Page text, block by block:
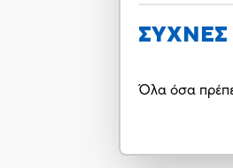
ΣΥΧΝΕΣ
Όλα όσα